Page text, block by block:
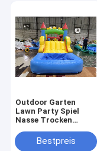
Outdoor Garten
Lawn Party Spiel
Nasse Trocken
Sprunghaus Combo
Hindernisplatz mit
Bestpreis